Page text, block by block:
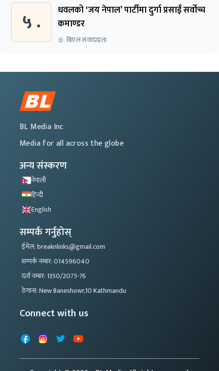
५ .
धवलको ‘जय नेपाल’ पार्टीमा दुर्गा प्रसाईं सर्वोच्च
कमाण्डर
बिएल संवाददाता
BL Media Inc
Media for all across the globe
अन्य संस्करण
नेपाली
हिन्दी
English
सम्पर्क गर्नुहोस्
ईमेल: breaknlinks@gmail.com
सम्पर्क नम्बर: 014596040
दर्ता नम्बर: 1350/2075-76
ठेगाना: New Baneshowr,10 Kathmandu
Connect with us
FacebookInstagram
X YouTube